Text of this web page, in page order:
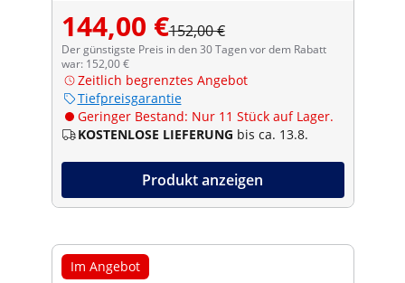
144,00 €152,00 €
Der günstigste Preis in den 30 Tagen vor dem Rabatt
war: 152,00 €
Zeitlich begrenztes Angebot
Tiefpreisgarantie
Geringer Bestand: Nur 11 Stück auf Lager.
KOSTENLOSE LIEFERUNG bis ca. 13.8.
Produkt anzeigen
Im Angebot